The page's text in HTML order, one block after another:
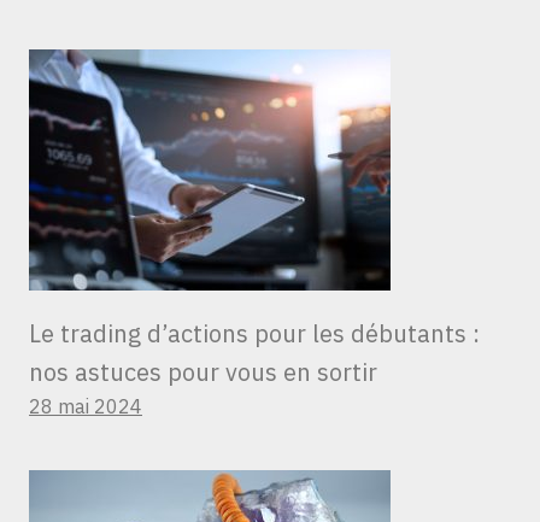
Le trading d’actions pour les débutants :
nos astuces pour vous en sortir
28 mai 2024